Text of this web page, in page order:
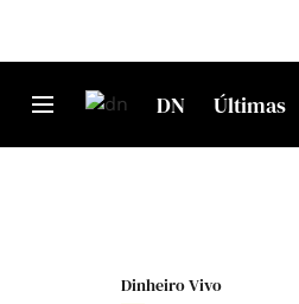
DN Últimas
Dinheiro Vivo